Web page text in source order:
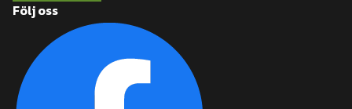
Följ oss